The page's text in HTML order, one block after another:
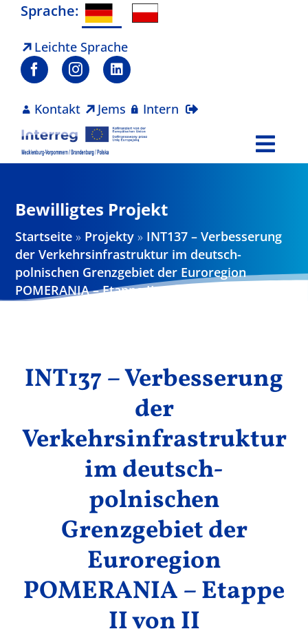
Zum
springen
Sprache:
Leichte Sprache
Kontakt Jems Intern
Projekte
Aktuelles
Bewilligtes Projekt
Startseite » Projekty » INT137 – Verbesserung
der Verkehrsinfrastruktur im deutsch-
polnischen Grenzgebiet der Euroregion
POMERANIA – Etappe II von II
INT137 – Verbesserung
der
Verkehrsinfrastruktur
im deutsch-
polnischen
Grenzgebiet der
Euroregion
POMERANIA – Etappe
II von II